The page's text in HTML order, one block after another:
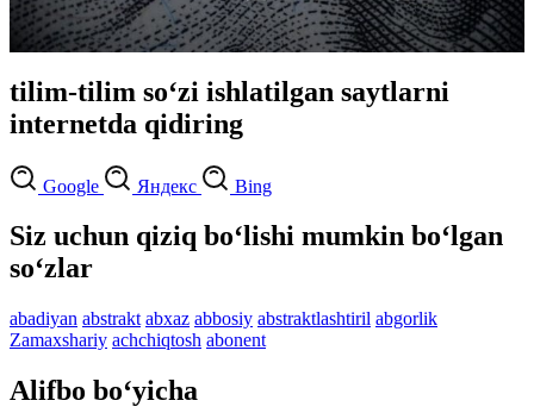
tilim-tilim so‘zi ishlatilgan saytlarni
internetda qidiring
Google Яндекс Bing
Siz uchun qiziq bo‘lishi mumkin bo‘lgan
so‘zlar
abadiyan abstrakt abxaz abbosiy abstraktlashtiril abgorlik
Zamaxshariy achchiqtosh abonent
Alifbo bo‘yicha